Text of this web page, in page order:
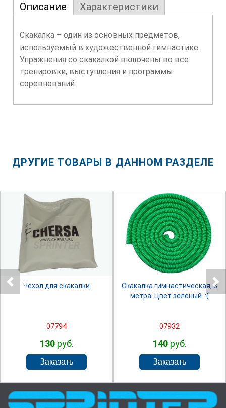
Описание Характеристики
Скакалка – один из основных предметов,
используемый в художественной гимнастике.
Упражнения со скакалкой включены во все
тренировки, выступления и программы
соревнований.
ДРУГИЕ ТОВАРЫ В ДАННОМ РАЗДЕЛЕ
SPRINTER
Чехол для скакалки
07794
130руб.
SPRINTER
Скакалка гимнастическая, 3
метра. Цвет зелёный. :(
07932
140руб.